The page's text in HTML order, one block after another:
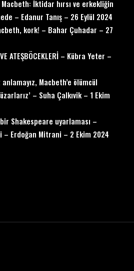
Macbeth: İktidar hırsı ve erkekliğin
– Edanur Tanış – 26 Eylül 2024
kork! – Bahar Çuhadar – 27
ATEŞBÖCEKLERİ – Kübra Yeter –
Macbeth’e ölümcül
– Suha Çalkıvik – 1 Ekim
Shakespeare uyarlaması –
– Erdoğan Mitrani – 2 Ekim 2024